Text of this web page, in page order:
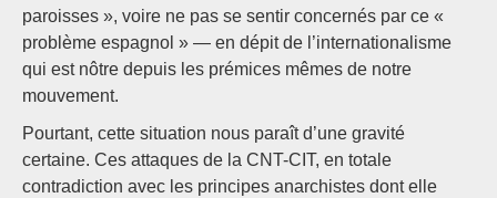
paroisses », voire ne pas se sentir concernés par ce «
problème espagnol » — en dépit de l’internationalisme
qui est nôtre depuis les prémices mêmes de notre
mouvement.
Pourtant, cette situation nous paraît d’une gravité
certaine. Ces attaques de la CNT-CIT, en totale
contradiction avec les principes anarchistes dont elle